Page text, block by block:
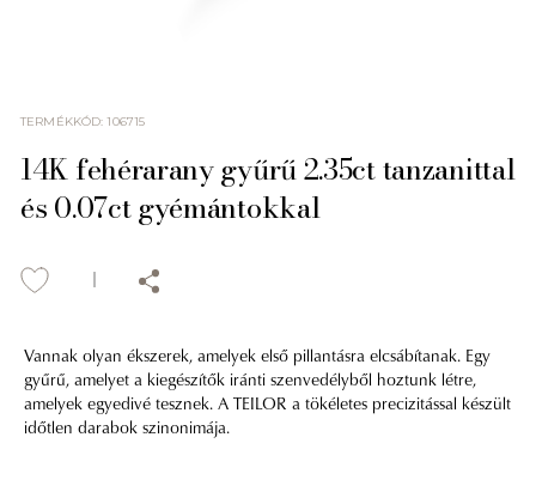
TERMÉKKÓD:106715
14K fehérarany gyűrű 2.35ct tanzanittal
és 0.07ct gyémántokkal
Vannak olyan ékszerek, amelyek első pillantásra elcsábítanak. Egy
gyűrű, amelyet a kiegészítők iránti szenvedélyből hoztunk létre,
amelyek egyedivé tesznek. A TEILOR a tökéletes precizitással készült
időtlen darabok szinonimája.